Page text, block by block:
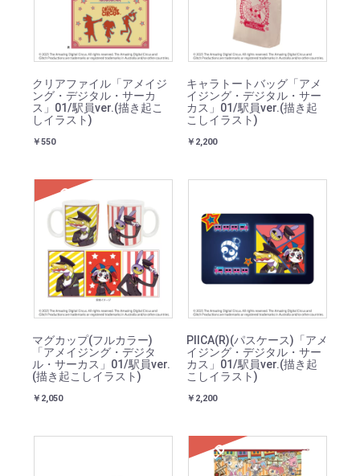
クリアファイル「アメイジ
ング・デジタル・サーカ
ス」01/駅員ver.(描き起こ
しイラスト)
￥550
キャラトートバッグ「アメ
イジング・デジタル・サー
カス」01/駅員ver.(描き起
こしイラスト)
￥2,200
SOLD
マグカップ(フルカラー)
「アメイジング・デジタ
ル・サーカス」01/駅員ver.
(描き起こしイラスト)
￥2,050
PIICA(R)(パスケース)「アメ
イジング・デジタル・サー
カス」01/駅員ver.(描き起
こしイラスト)
￥2,200
SOLD